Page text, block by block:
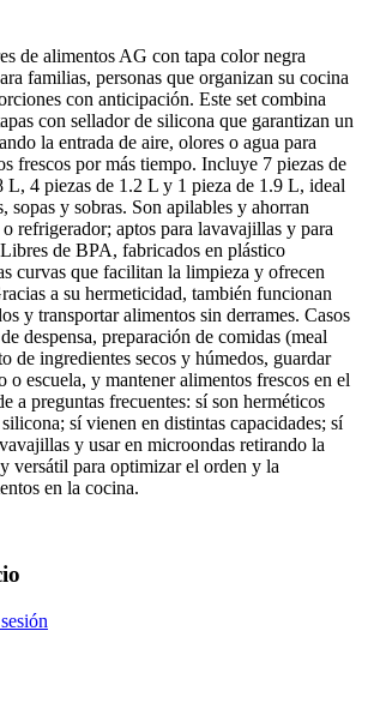
de alimentos AG con tapa color negra
familias, personas que organizan su cocina
con anticipación. Este set combina
con sellador de silicona que garantizan un
la entrada de aire, olores o agua para
frescos por más tiempo. Incluye 7 piezas de
L, 4 piezas de 1.2 L y 1 pieza de 1.9 L, ideal
sopas y sobras. Son apilables y ahorran
refrigerador; aptos para lavavajillas y para
de BPA, fabricados en plástico
curvas que facilitan la limpieza y ofrecen
a su hermeticidad, también funcionan
y transportar alimentos sin derrames. Casos
despensa, preparación de comidas (meal
de ingredientes secos y húmedos, guardar
o escuela, y mantener alimentos frescos en el
a preguntas frecuentes: sí son herméticos
sí vienen en distintas capacidades; sí
y usar en microondas retirando la
versátil para optimizar el orden y la
en la cocina.